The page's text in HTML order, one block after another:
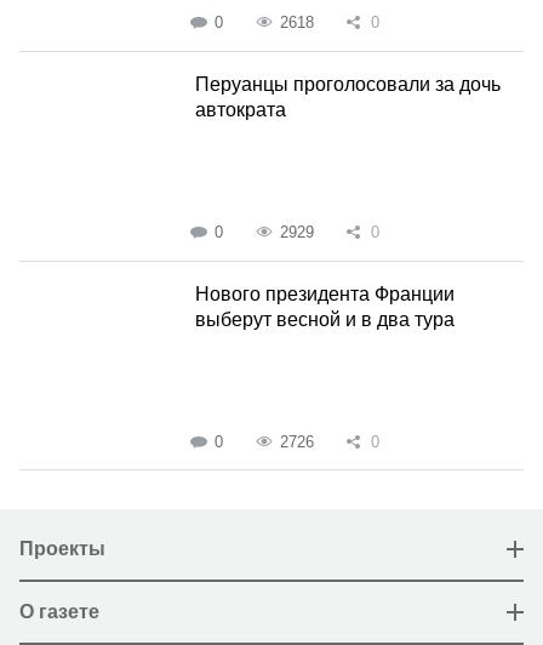
0 2618 0
Перуанцы проголосовали за дочь
автократа
0 2929 0
Нового президента Франции
выберут весной и в два тура
0 2726 0
Проекты
О газете